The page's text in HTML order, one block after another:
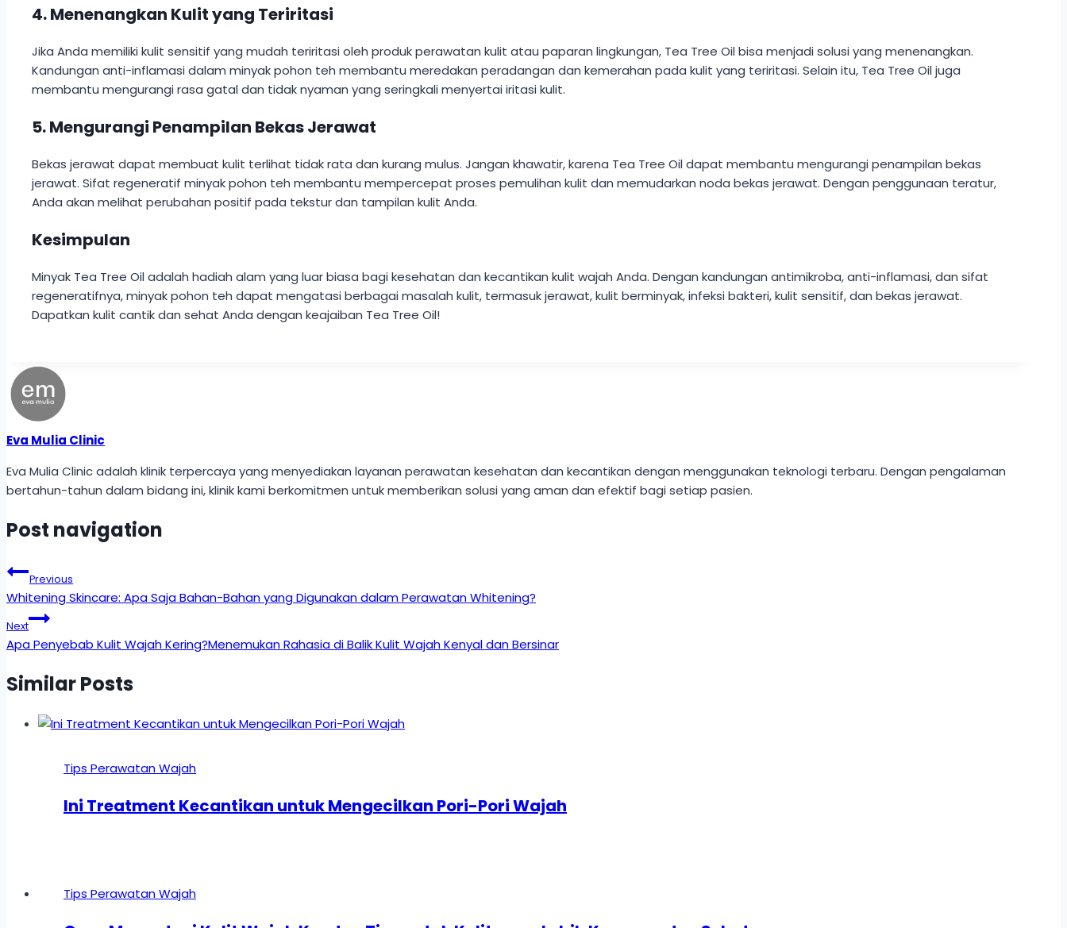
4. Menenangkan Kulit yang Teriritasi
Jika Anda memiliki kulit sensitif yang mudah teriritasi oleh produk perawatan kulit atau paparan lingkungan, Tea Tree Oil bisa menjadi solusi yang menenangkan.
Kandungan anti-inflamasi dalam minyak pohon teh membantu meredakan peradangan dan kemerahan pada kulit yang teriritasi. Selain itu, Tea Tree Oil juga
membantu mengurangi rasa gatal dan tidak nyaman yang seringkali menyertai iritasi kulit.
5. Mengurangi Penampilan Bekas Jerawat
Bekas jerawat dapat membuat kulit terlihat tidak rata dan kurang mulus. Jangan khawatir, karena Tea Tree Oil dapat membantu mengurangi penampilan bekas
jerawat. Sifat regeneratif minyak pohon teh membantu mempercepat proses pemulihan kulit dan memudarkan noda bekas jerawat. Dengan penggunaan teratur,
Anda akan melihat perubahan positif pada tekstur dan tampilan kulit Anda.
Kesimpulan
Minyak Tea Tree Oil adalah hadiah alam yang luar biasa bagi kesehatan dan kecantikan kulit wajah Anda. Dengan kandungan antimikroba, anti-inflamasi, dan sifat
regeneratifnya, minyak pohon teh dapat mengatasi berbagai masalah kulit, termasuk jerawat, kulit berminyak, infeksi bakteri, kulit sensitif, dan bekas jerawat.
Dapatkan kulit cantik dan sehat Anda dengan keajaiban Tea Tree Oil!
Eva Mulia Clinic
Eva Mulia Clinic adalah klinik terpercaya yang menyediakan layanan perawatan kesehatan dan kecantikan dengan menggunakan teknologi terbaru. Dengan pengalaman
bertahun-tahun dalam bidang ini, klinik kami berkomitmen untuk memberikan solusi yang aman dan efektif bagi setiap pasien.
Post navigation
Previous
Whitening Skincare: Apa Saja Bahan-Bahan yang Digunakan dalam Perawatan Whitening?
Next
Apa Penyebab Kulit Wajah Kering?Menemukan Rahasia di Balik Kulit Wajah Kenyal dan Bersinar
Similar Posts
Tips Perawatan Wajah
Ini Treatment Kecantikan untuk Mengecilkan Pori-Pori Wajah
Tips Perawatan Wajah